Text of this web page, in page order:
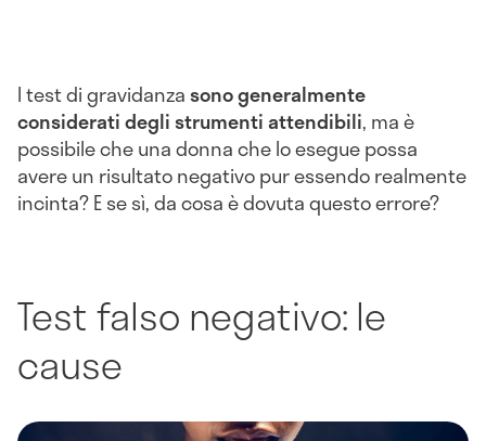
I test di gravidanzasono generalmente
considerati degli strumenti attendibili, ma è
possibile che una donna che lo esegue possa
avere un risultato negativo pur essendo realmente
incinta? E se sì, da cosa è dovuta questo errore?
Test falso negativo: le
cause